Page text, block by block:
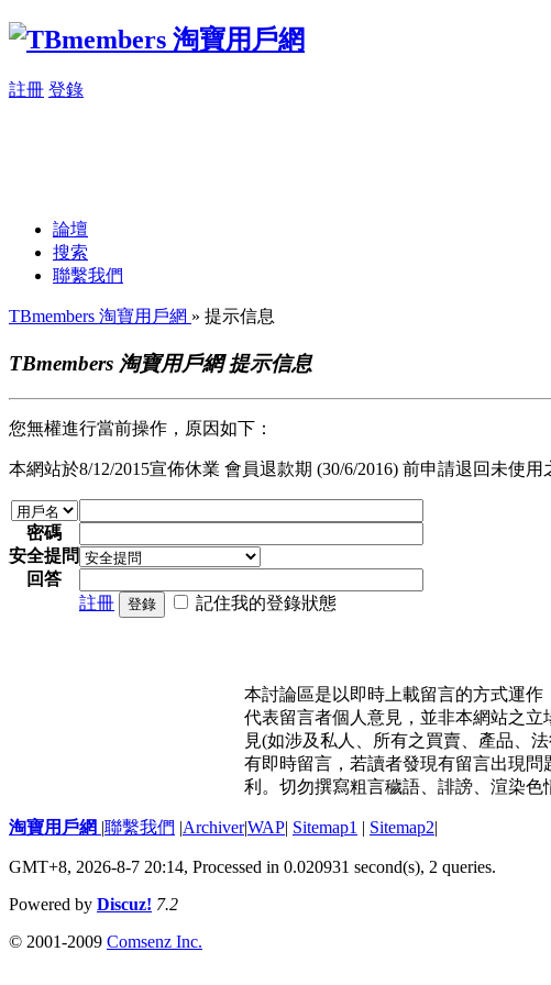
註冊 登錄
論壇
搜索
聯繫我們
TBmembers 淘寶用戶網 » 提示信息
TBmembers 淘寶用戶網 提示信息
您無權進行當前操作，原因如下：
本網站於8/12/2015宣佈休業 會員退款期 (30/6/2016) 前申請退回未使
密碼
安全提問
回答
註冊
登錄 記住我的登錄狀態
本討論區是以即時上載留言的方式運
代表留言者個人意見，並非本網站之
見(如涉及私人、所有之買賣、產品、
有即時留言，若讀者發現有留言出現
利。切勿撰寫粗言穢語、誹謗、渲染色
淘寶用戶網 |聯繫我們 |Archiver|WAP| Sitemap1 | Sitemap2|
GMT+8, 2026-8-7 20:14, Processed in 0.020931 second(s), 2 queries.
Powered by Discuz! 7.2
© 2001-2009 Comsenz Inc.